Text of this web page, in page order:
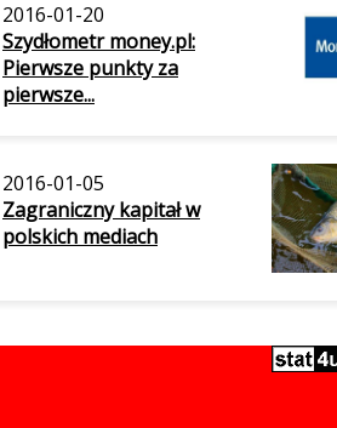
2016-01-20
Szydłometr money.pl:
Pierwsze punkty za
pierwsze...
2016-01-05
Zagraniczny kapitał w
polskich mediach